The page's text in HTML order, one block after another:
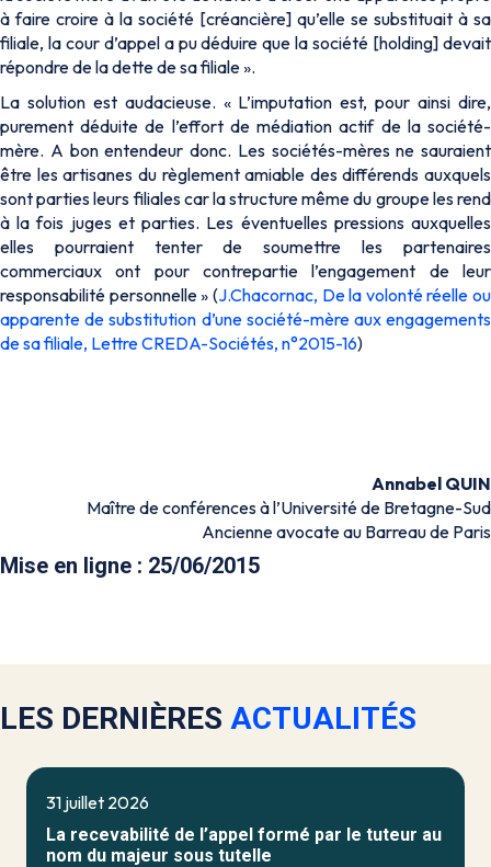
à faire croire à la société [créancière] qu’elle se substituait à sa
filiale, la cour d’appel a pu déduire que la société [holding] devait
répondre de la dette de sa filiale ».
La solution est audacieuse. « L’imputation est, pour ainsi dire,
purement déduite de l’effort de médiation actif de la société-
mère. A bon entendeur donc. Les sociétés-mères ne sauraient
être les artisanes du règlement amiable des différends auxquels
sont parties leurs filiales car la structure même du groupe les rend
à la fois juges et parties. Les éventuelles pressions auxquelles
elles pourraient tenter de soumettre les partenaires
commerciaux ont pour contrepartie l’engagement de leur
responsabilité personnelle » (J.Chacornac, De la volonté réelle ou
apparente de substitution d’une société-mère aux engagements
de sa filiale, Lettre CREDA-Sociétés, n°2015-16)
Annabel QUIN
Maître de conférences à l’Université de Bretagne-Sud
Ancienne avocate au Barreau de Paris
Mise en ligne : 25/06/2015
LES DERNIÈRES ACTUALITÉS
31 juillet 2026
La recevabilité de l’appel formé par le tuteur au
nom du majeur sous tutelle